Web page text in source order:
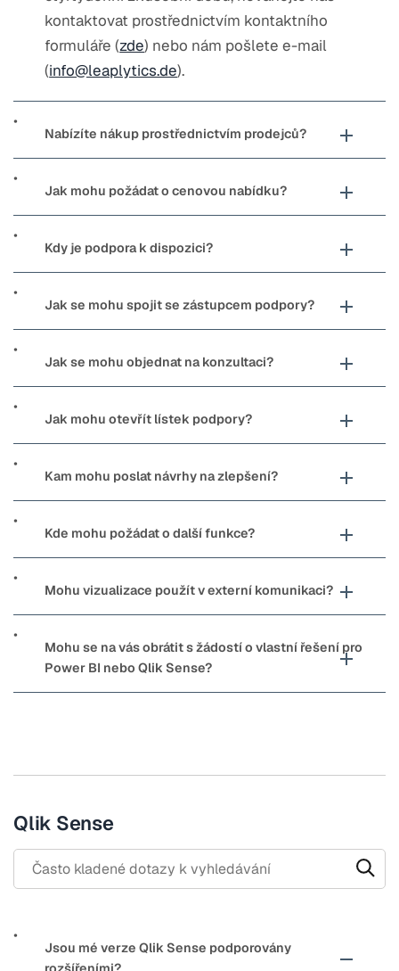
kontaktovat prostřednictvím kontaktního
formuláře (zde) nebo nám pošlete e-mail
(info@leaplytics.de).
Nabízíte nákup prostřednictvím prodejců?
Jak mohu požádat o cenovou nabídku?
Kdy je podpora k dispozici?
Jak se mohu spojit se zástupcem podpory?
Jak se mohu objednat na konzultaci?
Jak mohu otevřít lístek podpory?
Kam mohu poslat návrhy na zlepšení?
Kde mohu požádat o další funkce?
Mohu vizualizace použít v externí komunikaci?
Mohu se na vás obrátit s žádostí o vlastní řešení pro
Power BI nebo Qlik Sense?
Qlik Sense
Search through FAQ items. Results will update as you type.
Jsou mé verze Qlik Sense podporovány